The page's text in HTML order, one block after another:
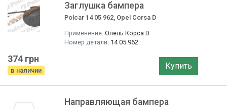
Заглушка бампера
Polcar 14 05 962, Opel Corsa D
Применение: Опель Корса D
Номер детали: 14 05 962
374 грн
в наличии Купить
Направляющая бампера